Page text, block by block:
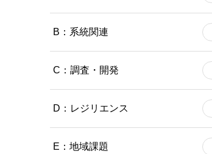
B：系統関連
C：調査・開発
D：レジリエンス
E：地域課題